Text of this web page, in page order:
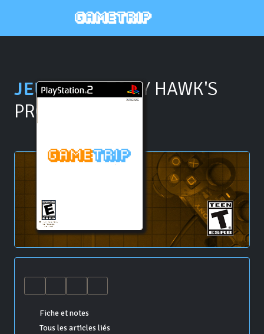
JEU PS2 \\TONY HAWK'S
PRO SKATER 3
Fiche et notes
Tous les articles liés